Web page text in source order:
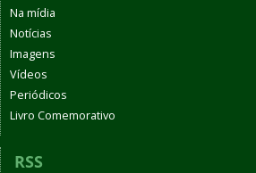
Na mídia
Notícias
Imagens
Vídeos
Periódicos
Livro Comemorativo
RSS